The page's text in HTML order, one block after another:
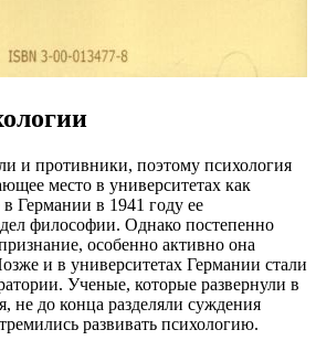
и противники, поэтому психология
место в университетах как
Германии в 1941 году ее
философии. Однако постепенно
особенно активно она
и в университетах Германии стали
Ученые, которые развернули в
не до конца разделяли суждения
развивать психологию.